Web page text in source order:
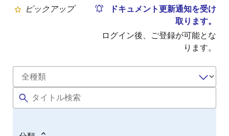
ピックアップ
ドキュメント更新通知を受け
取ります。
ログイン後、ご登録が可能とな
ります。